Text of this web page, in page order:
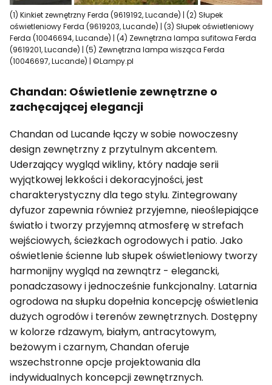
(1) Kinkiet zewnętrzny Ferda (9619192, Lucande) | (2) Słupek
oświetleniowy Ferda (9619203, Lucande) | (3) Słupek oświetleniowy
Ferda (10046694, Lucande) | (4) Zewnętrzna lampa sufitowa Ferda
(9619201, Lucande) | (5) Zewnętrzna lampa wisząca Ferda
(10046697, Lucande) | ©Lampy.pl
Chandan: Oświetlenie zewnętrzne o
zachęcającej elegancji
Chandan od Lucande łączy w sobie nowoczesny
design zewnętrzny z przytulnym akcentem.
Uderzający wygląd wikliny, który nadaje serii
wyjątkowej lekkości i dekoracyjności, jest
charakterystyczny dla tego stylu. Zintegrowany
dyfuzor zapewnia również przyjemne, nieoślepiające
światło i tworzy przyjemną atmosferę w strefach
wejściowych, ścieżkach ogrodowych i patio. Jako
oświetlenie ścienne lub słupek oświetleniowy tworzy
harmonijny wygląd na zewnątrz - elegancki,
ponadczasowy i jednocześnie funkcjonalny. Latarnia
ogrodowa na słupku dopełnia koncepcję oświetlenia
dużych ogrodów i terenów zewnętrznych. Dostępny
w kolorze rdzawym, białym, antracytowym,
beżowym i czarnym, Chandan oferuje
wszechstronne opcje projektowania dla
indywidualnych koncepcji zewnętrznych.